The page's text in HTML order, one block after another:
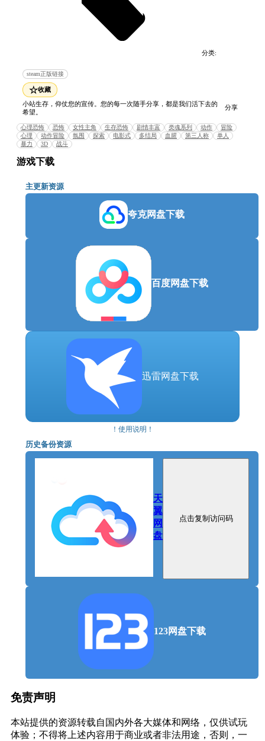
本作将为您呈献一个美丽而又令人战栗的抉择。
独立于《SILENT HILL》系列的外
保留《SILENT HILL》系列特有的“心理恐怖”魅力的
同时，采用了对初次接触系列作品的玩家也独具吸引
力的故事构成。
以1960年代昭和时期的日本为舞台
本作的舞台是1960年代日本名为“戎之丘”的小镇。通
过与以往作品不同的角色和舞台，编织出全新的故
由龙骑士07先生打造的迷雾重重的
故事
包括主角雏子的朋友们的台词在内，全篇以充满谜团
的展开推进故事。眼前发生的现象究竟是现实，还是
分类:
steam正版链接
☆收藏
小站生存，仰仗您的宣传。您的每一次随手分享，都是我们活下去的
希望。
分享
心理恐怖 恐怖 女性主角 生存恐怖 剧情丰富 类魂系列 动作
冒险
心理
动作冒险 氛围 探索 电影式 多结局 血腥 第三人称
单人
暴力
3D 战斗
游戏下载
主更新资源
夸克网盘下载
百度网盘下载
迅雷网盘下载
！使用说明！
历史备份资源
天
翼
网
盘
点击复制访问码
123网盘下载
免责声明
本站提供的资源转载自国内外各大媒体和网络，仅供试玩
体验；不得将上述内容用于商业或者非法用途，否则，一